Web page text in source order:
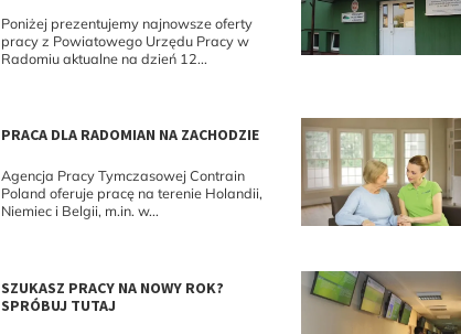
Poniżej prezentujemy najnowsze oferty
pracy z Powiatowego Urzędu Pracy w
Radomiu aktualne na dzień 12...
PRACA DLA RADOMIAN NA ZACHODZIE
Agencja Pracy Tymczasowej Contrain
Poland oferuje pracę na terenie Holandii,
Niemiec i Belgii, m.in. w...
SZUKASZ PRACY NA NOWY ROK?
SPRÓBUJ TUTAJ